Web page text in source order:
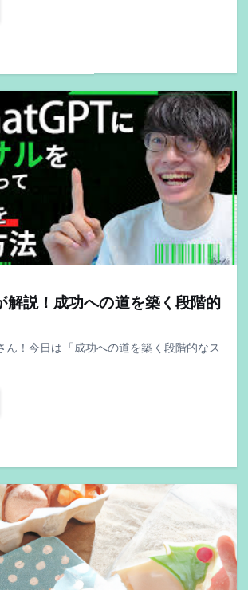
解説！成功への道を築く段階的
ん！今日は「成功への道を築く段階的なス